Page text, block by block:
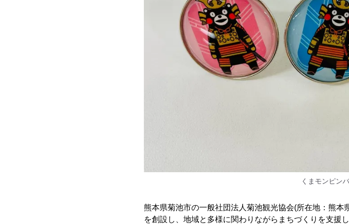
くまモンピン
熊本県菊池市の一般社団法人菊池観光協会(所在地：熊
を創設し、地域と多様に関わりながらまちづくりを支援